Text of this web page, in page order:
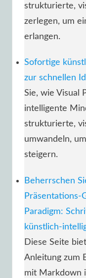
strukturierte,
zerlegen, um
erlangen.
Sofortige
zur schnellen
Sie, wie Visual
intelligente
strukturierte,
umwandeln,
steigern.
Beherrschen
Präsentations-
Paradigm:
künstlich-
Diese Seite
Anleitung zum
mit Markdown